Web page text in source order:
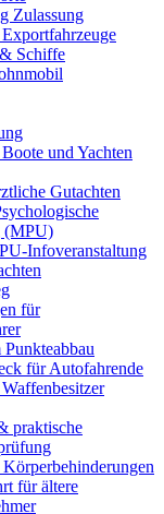
Zulassung
Schiffe
und Yachten
Gutachten
(MPU)
Infoveranstaltung
für
Punkteabbau
für Autofahrende
praktische
für ältere